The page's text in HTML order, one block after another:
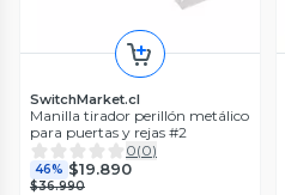
SwitchMarket.cl
Manilla tirador perillón metálico
para puertas y rejas #2
0(0)
46% $19.890
$36.990